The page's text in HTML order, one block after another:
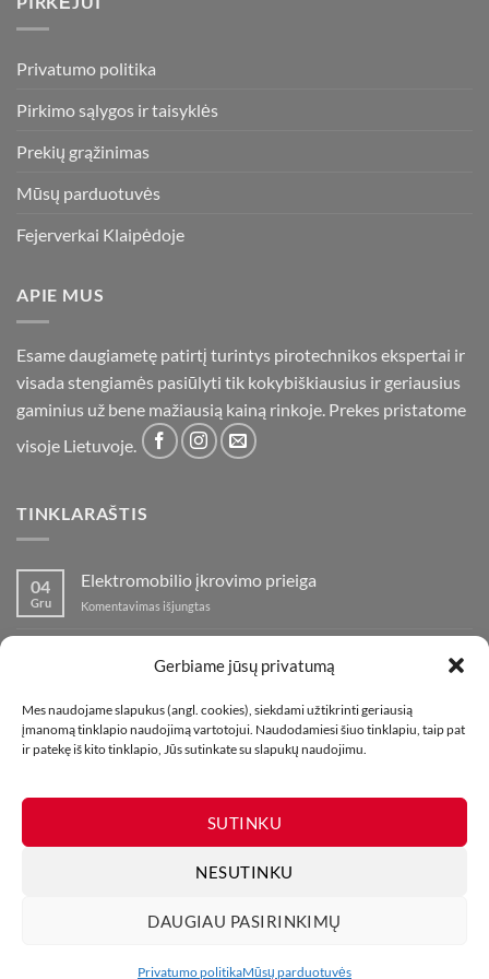
Gerbiame jūsų privatumą
Mes naudojame slapukus (angl. cookies), siekdami užtikrinti geriausią
įmanomą tinklapio naudojimą vartotojui. Naudodamiesi šiuo tinklapiu, taip pat
ir patekę iš kito tinklapio, Jūs sutinkate su slapukų naudojimu.
SUTINKU
NESUTINKU
DAUGIAU PASIRINKIMŲ
Privatumo politikaMūsų parduotuvės
Privatumo politika
Pirkimo sąlygos ir taisyklės
Prekių grąžinimas
Mūsų parduotuvės
Fejerverkai Klaipėdoje
APIE MUS
Esame daugiametę patirtį turintys pirotechnikos ekspertai ir
visada stengiamės pasiūlyti tik kokybiškiausius ir geriausius
gaminius už bene mažiausią kainą rinkoje. Prekes pristatome
visoje Lietuvoje.
TINKLARAŠTIS
04
Gru
Elektromobilio įkrovimo prieiga
Komentavimas išjungtas
prieiga
įraše
fejerverkų
parduotuvė
Klaipedoje!
01
Lap
Kaip fotografuoti fejerverkus
Komentavimas išjungtasįraše
MŪSŲ PARDUOTUVĖS KONTAKTAI TINKLARAŠTIS